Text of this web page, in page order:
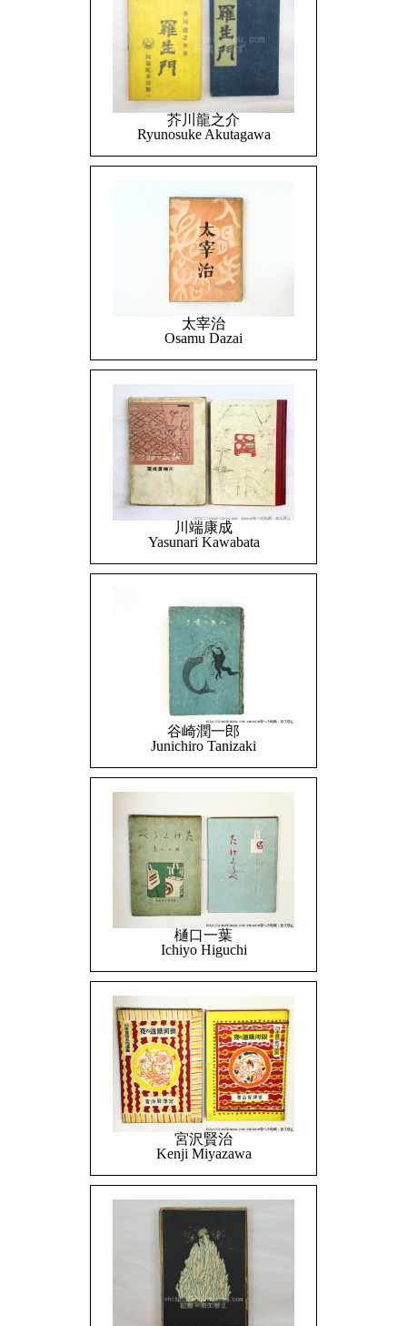
芥川龍之介
Ryunosuke Akutagawa
太宰治
Osamu Dazai
川端康成
Yasunari Kawabata
谷崎潤一郎
Junichiro Tanizaki
樋口一葉
Ichiyo Higuchi
宮沢賢治
Kenji Miyazawa